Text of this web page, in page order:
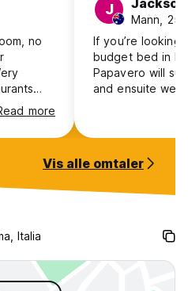
no
is a 5-more
J Jackson
Mann,
If you’re looking
budget bed in
Papavero will
and ensuite
night and it
available.
for more than
recommend for
if it’s one of
options. Not a
Vis alle omtaler
Italia